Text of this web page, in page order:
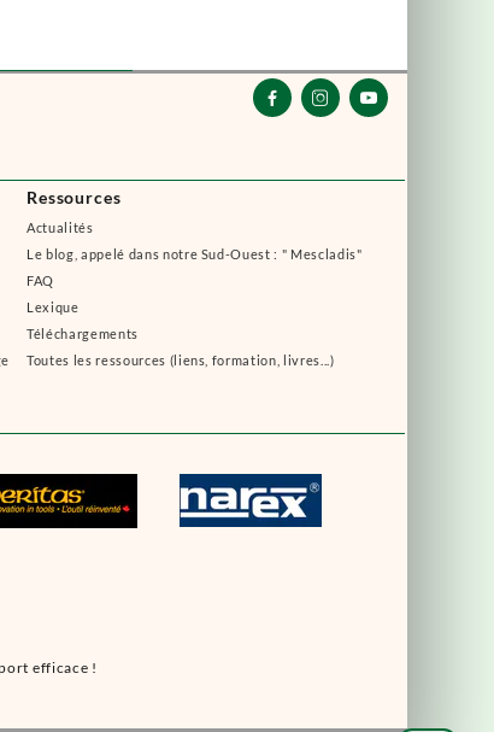
Ressources
Actualités
Le blog, appelé dans notre Sud-Ouest : " Mescladis"
FAQ
Lexique
Téléchargements
Toutes les ressources (liens, formation, livres...)
efficace !
  